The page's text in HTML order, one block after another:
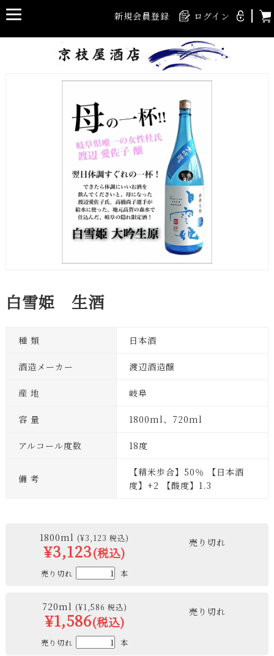
ログイン
新規会員登録
白雪姫 生酒
種 類 日本酒
酒造メーカー 渡辺酒造醸
産 地 岐阜
容 量 1800ml、720ml
アルコール度数 18度
備 考
【精米歩合】50％ 【日本酒
度】+2 【酸度】1.3
1800ml (¥3,123 税込)
¥3,123(税込)
売り切れ 本
売り切れ
720ml (¥1,586 税込)
¥1,586(税込)
売り切れ 本
売り切れ